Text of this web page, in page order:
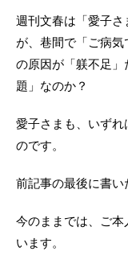
週刊文春は「愛子
が、巷間で「ご病
の原因が「躾不足
題」なのか？
愛子さまも、いず
のです。
前記事の最後に書い
今のままでは、ご
います。